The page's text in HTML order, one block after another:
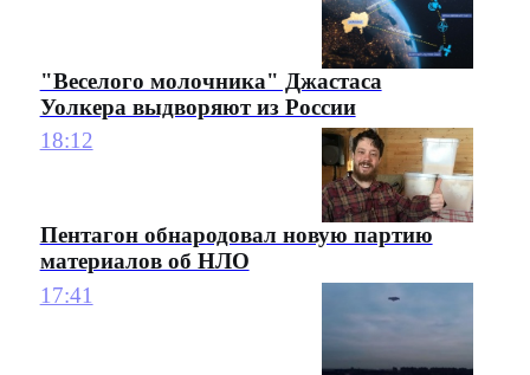
"Веселого молочника" Джастаса
Уолкера выдворяют из России
18:12
Пентагон обнародовал новую партию
материалов об НЛО
17:41